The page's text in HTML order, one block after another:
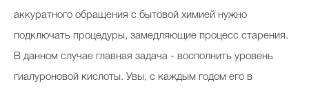
аккуратного обращения с бытовой химией нужно
подключать процедуры, замедляющие процесс старения.
В данном случае главная задача - восполнить уровень
гиалуроновой кислоты. Увы, с каждым годом его в